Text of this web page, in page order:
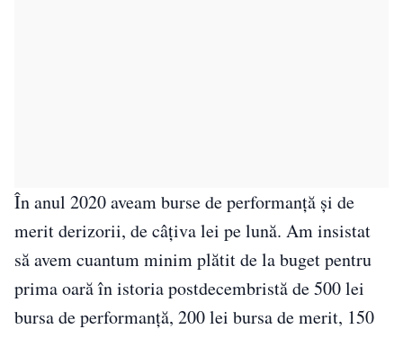
În anul 2020 aveam burse de performanţă şi de
merit derizorii, de câţiva lei pe lună. Am insistat
să avem cuantum minim plătit de la buget pentru
prima oară în istoria postdecembristă de 500 lei
bursa de performanţă, 200 lei bursa de merit, 150